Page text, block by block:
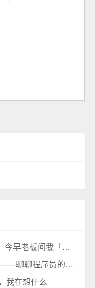
谁懂啊！上周debug到凌晨三点，今早老板问我「这周能摸鱼吗」
「你的BUG在测试服是好的！」——聊聊程序员的日常与那些年我们追过的神梗
我在想什么